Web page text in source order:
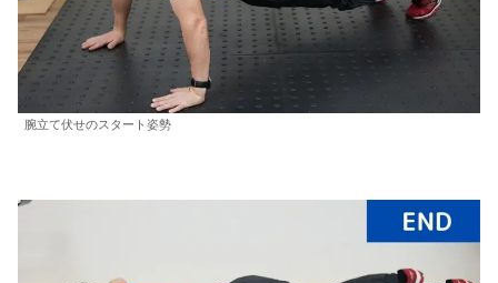
腕立て伏せのスタート姿勢